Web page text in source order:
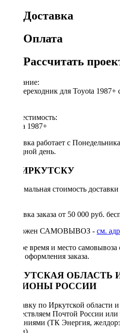
Доставка
Оплата
Рассчитать
Описание:
ISO-переходник для Toyota
Совместимость:
Toyota 1987+
Доставка работает с
выходной день.
ПО ИРКУТСКУ
Минимальная стоимость
Доставка заказа от 50 000 руб.
Возможен САМОВЫВОЗ - см.
Точное время и место
после оформления заказа.
ИРКУТСКАЯ ОБЛАСТЬ
РЕГИОНЫ РОССИИ
Отправку по Иркутской области
осуществляем Почтой России
компаниями (ТК Энергия,
линии).